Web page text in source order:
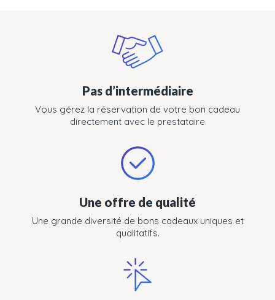
Pas d’intermédiaire
Vous gérez la réservation de votre bon cadeau
directement avec le prestataire
Une offre de qualité
Une grande diversité de bons cadeaux uniques et
qualitatifs.